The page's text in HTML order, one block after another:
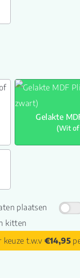
Gelakte
(Wit
plaatsen
kitten
keuze t.w.v €14,95